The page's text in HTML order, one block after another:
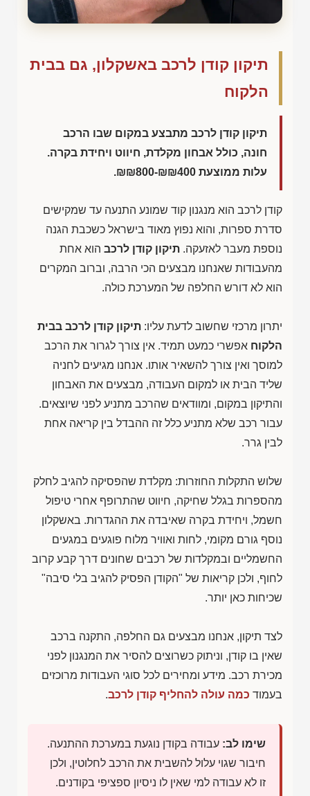
תיקון קודן לרכב באשקלון, גם בבית
הלקוח
תיקון קודן לרכב מתבצע במקום שבו הרכב
חונה, כולל אבחון מקלדת, חיווט ויחידת בקרה.
עלות ממוצעת ₪₪800-₪₪400
.
קודן לרכב הוא מנגנון קוד שמונע התנעה עד שמקישים
סדרת ספרות, והוא נפוץ מאוד בישראל כשכבת הגנה
נוספת מעבר לאזעקה. תיקון קודן לרכב הוא אחת
מהעבודות שאנחנו מבצעים הכי הרבה, וברוב המקרים
הוא לא דורש החלפה של המערכת כולה.
יתרון מרכזי שחשוב לדעת עליו: תיקון קודן לרכב בבית
הלקוח אפשרי כמעט תמיד. אין צורך לגרור את הרכב
למוסך ואין צורך להשאיר אותו. אנחנו מגיעים לחניה
שליד הבית או למקום העבודה, מבצעים את האבחון
והתיקון במקום, ומוודאים שהרכב מתניע לפני שיוצאים.
עבור רכב שלא מתניע כלל זה ההבדל בין קריאה אחת
לבין גרר.
שלוש התקלות החוזרות: מקלדת שהפסיקה להגיב לחלק
מהספרות בגלל שחיקה, חיווט שהתרופף אחרי טיפול
חשמל, ויחידת בקרה שאיבדה את ההגדרות. באשקלון
נוסף גורם מקומי, לחות ואוויר מלוח פוגעים במגעים
החשמליים ובמקלדות של רכבים שחונים דרך קבע קרוב
לחוף, ולכן קריאות של "הקודן הפסיק להגיב בלי סיבה"
שכיחות כאן יותר.
לצד תיקון, אנחנו מבצעים גם החלפה, התקנה ברכב
שאין בו קודן, וניתוק כשרוצים להסיר את המנגנון לפני
מכירת רכב. מידע ומחירים לכל סוגי העבודות מרוכזים
בעמוד כמה עולה להחליף קודן לרכב.
שימו לב: עבודה בקודן נוגעת במערכת ההתנעה.
חיבור שגוי עלול להשבית את הרכב לחלוטין, ולכן
זו לא עבודה למי שאין לו ניסיון ספציפי בקודנים.